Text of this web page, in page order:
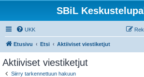
SBiL
UKK
Etusivu Etsi Aktiiviset viestiketjut
Aktiiviset viestiketjut
Siirry tarkennettuun hakuun